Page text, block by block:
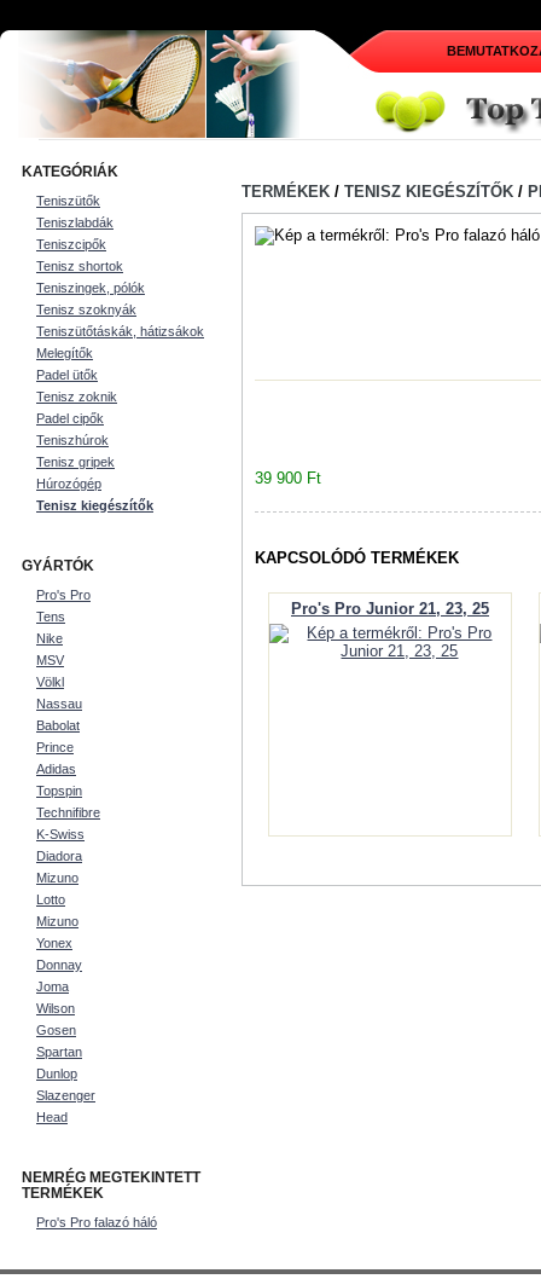
KATEGÓRIÁK
Teniszütők
Teniszlabdák
Teniszcipők
Tenisz shortok
Teniszingek, pólók
Tenisz szoknyák
Teniszütőtáskák, hátizsákok
Melegítők
Padel ütők
Tenisz zoknik
Padel cipők
Teniszhúrok
Tenisz gripek
Húrozógép
Tenisz kiegészítők
GYÁRTÓK
Pro's Pro
Tens
Nike
MSV
Völkl
Nassau
Babolat
Prince
Adidas
Topspin
Technifibre
K-Swiss
Diadora
Mizuno
Lotto
Mizuno
Yonex
Donnay
Joma
Wilson
Gosen
Spartan
Dunlop
Slazenger
Head
NEMRÉG MEGTEKINTETT
TERMÉKEK
Pro's Pro falazó háló
TERMÉKEK / TENISZ KIEGÉSZÍTŐK /
39 900 Ft
KAPCSOLÓDÓ TERMÉKEK
Pro's Pro Junior 21, 23, 25